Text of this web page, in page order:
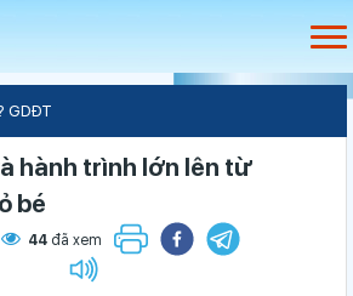
GDÐT
hành trình lớn lên từ
bé
44 đã xem